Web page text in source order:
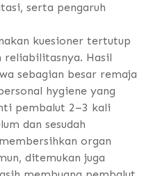
serta pengaruh
kuesioner tertutup
reliabilitasnya. Hasil
sebagian besar remaja
hygiene yang
pembalut 2–3 kali
dan sesudah
organ
ditemukan juga